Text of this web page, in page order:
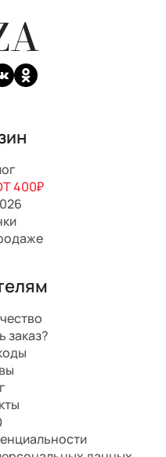
400₽
заказ?